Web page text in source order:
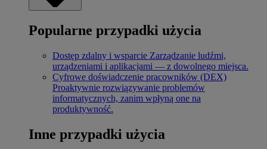
Popularne przypadki użycia
Dostęp zdalny i wsparcie Zarządzanie ludźmi,
urządzeniami i aplikacjami — z dowolnego miejsca.
Cyfrowe doświadczenie pracowników (DEX)
Proaktywnie rozwiązywanie problemów
informatycznych, zanim wpłyną one na
produktywność.
Inne przypadki użycia